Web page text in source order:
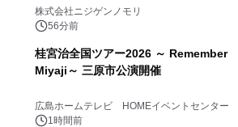
ゲンノモリ POPUPストア in Annex
Aoyama』
株式会社ニジゲンノモリ
56分前
桂宮治全国ツアー2026 ～ Remember
Miyaji～ 三原市公演開催
広島ホームテレビ HOMEイベントセンター
1時間前